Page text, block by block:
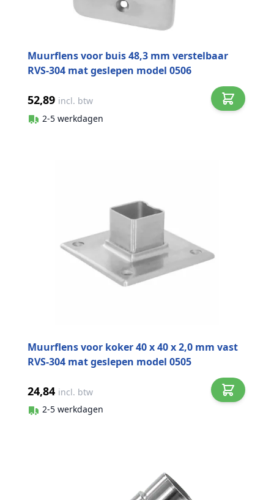
Muurflens voor buis 48,3 mm verstelbaar
RVS-304 mat geslepen model 0506
52,89 incl. btw
2-5 werkdagen
Muurflens voor koker 40 x 40 x 2,0 mm vast
RVS-304 mat geslepen model 0505
24,84 incl. btw
2-5 werkdagen